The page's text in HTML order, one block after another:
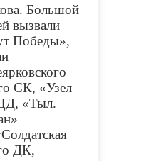
Большой
вызвали
Победы»,
СК, «Узел
«Тыл.
ДК,